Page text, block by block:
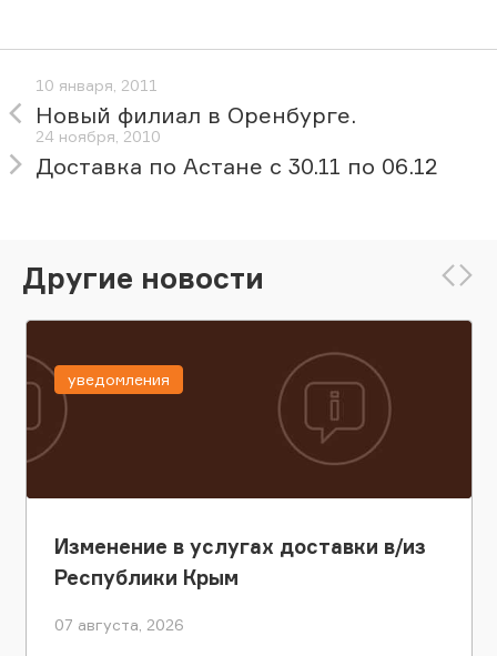
10 января, 2011
Новый филиал в Оренбурге.
24 ноября, 2010
Доставка по Астане с 30.11 по 06.12
Другие новости
Изменение в услугах доставки в/из
Республики Крым
07 августа, 2026
уведомления